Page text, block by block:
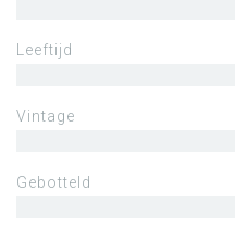
Leeftijd
Vintage
Gebotteld